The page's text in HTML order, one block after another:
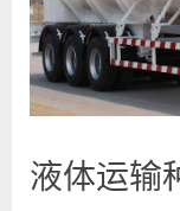
液体运输